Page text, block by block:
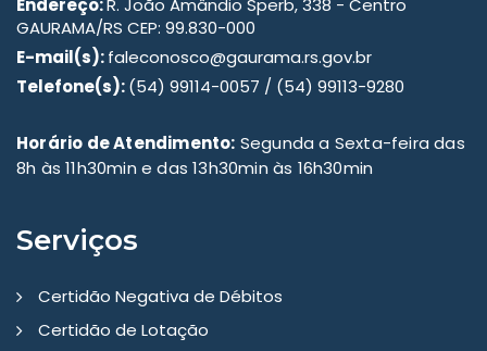
Endereço:R. João Amândio Sperb, 338 - Centro
GAURAMA/RS CEP: 99.830-000
E-mail(s):faleconosco@gaurama.rs.gov.br
Telefone(s):(54) 99114-0057 / (54) 99113-9280
Horário de Atendimento: Segunda a Sexta-feira das
8h às 11h30min e das 13h30min às 16h30min
Serviços
Certidão Negativa de Débitos
Certidão de Lotação